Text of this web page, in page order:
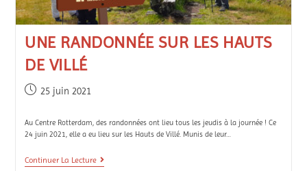
UNE RANDONNÉE SUR LES HAUTS
DE VILLÉ
25 juin 2021
Au Centre Rotterdam, des randonnées ont lieu tous les jeudis à la journée ! Ce
24 juin 2021, elle a eu lieu sur les Hauts de Villé. Munis de leur…
Continuer La Lecture